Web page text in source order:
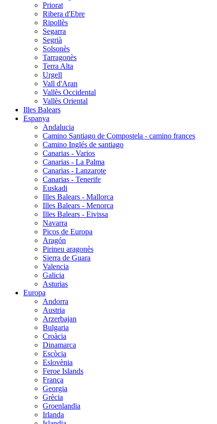
Priorat
Ribera d'Ebre
Ripollès
Segarra
Segrià
Solsonès
Tarragonès
Terra Alta
Urgell
Vall d'Aran
Vallès Occidental
Vallès Oriental
Illes Balears
Espanya
Andalucia
Camino Santiago de Compostela - camino frances
Camino Inglés de santiago
Canarias - Varios
Canarias - La Palma
Canarias - Lanzarote
Canarias - Tenerife
Euskadi
Illes Balears - Mallorca
Illes Balears - Menorca
Illes Balears - Eivissa
Navarra
Picos de Europa
Aragón
Pirineu aragonès
Sierra de Guara
Valencia
Galicia
Asturias
Europa
Andorra
Austria
Arzerbajan
Bulgaria
Croàcia
Dinamarca
Escòcia
Eslovènia
Feroe Islands
França
Georgia
Grècia
Groenlandia
Irlanda